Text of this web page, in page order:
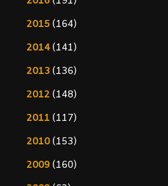
2015(164)
2014(141)
2013(136)
2012 (148)
2011 (117)
2010(153)
2009(160)